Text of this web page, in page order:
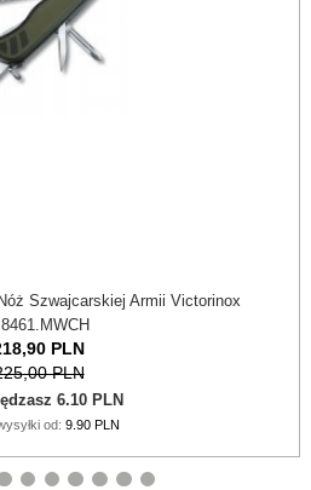
Szwajcarskiej Armii Victorinox
90 PLN
PLN
6.10 PLN
od: 9.90 PLN